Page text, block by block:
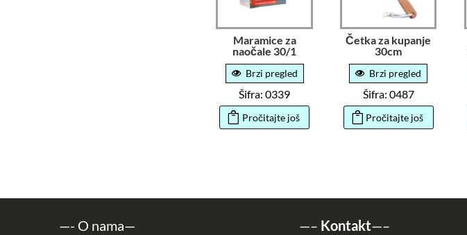
Maramice za
naočale 30/1
Brzi pregled
Šifra: 0339
Pročitajte još
Četka za kupanje
30cm
Brzi pregled
Šifra: 0487
Pročitajte još
—- O nama— —– Kontakt—–